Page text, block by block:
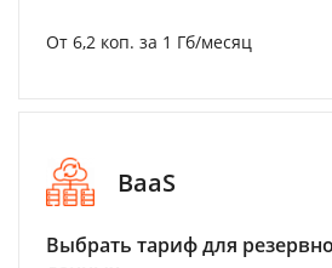
От 6,2 коп. за 1 Гб/месяц
BaaS
Выбрать тариф для